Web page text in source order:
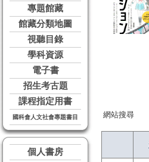
專題館藏
館藏分類地圖
視聽目錄
學科資源
電子書
招生考古題
課程指定用書
國科會人文社會專題書目
個人書房
網站搜尋